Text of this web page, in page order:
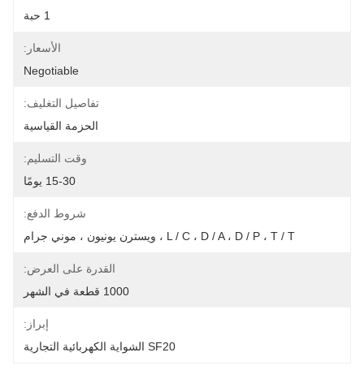
1 حبة
الأسعار:
Negotiable
تفاصيل التغليف:
الحزمة القياسية
وقت التسليم:
15-30 يومًا
شروط الدفع:
L / C ، D / A ، D / P ، T / T ، ويسترن يونيون ، موني جرام
القدرة على العرض:
1000 قطعة في الشهر
إبراز:
SF20 الشواية الكهربائية التجارية